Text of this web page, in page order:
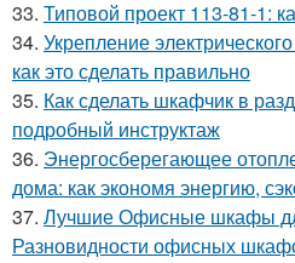
33. Типовой проект 113-81-1:
34. Укрепление
как это сделать правильно
35. Как сделать шкафчик в
подробный инструктаж
36. Энергосберегающее
дома: как экономя энергию,
37. Лучшие Офисные шкафы
Разновидности офисных